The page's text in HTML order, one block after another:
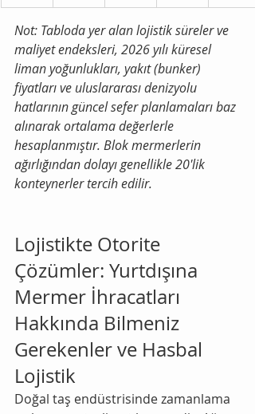
Not: Tabloda yer alan lojistik süreler ve
maliyet endeksleri, 2026 yılı küresel
liman yoğunlukları, yakıt (bunker)
fiyatları ve uluslararası denizyolu
hatlarının güncel sefer planlamaları baz
alınarak ortalama değerlerle
hesaplanmıştır. Blok mermerlerin
ağırlığından dolayı genellikle 20'lik
konteynerler tercih edilir.
Lojistikte Otorite
Çözümler: Yurtdışına
Mermer İhracatları
Hakkında Bilmeniz
Gerekenler ve Hasbal
Lojistik
Doğal taş endüstrisinde zamanlama